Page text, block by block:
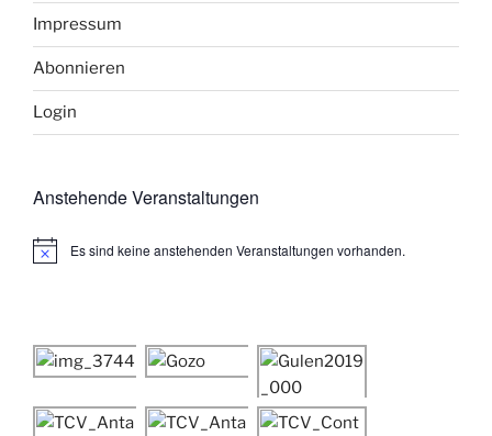
Impressum
Abonnieren
Login
Anstehende Veranstaltungen
H
i
s
Es sind keine anstehenden Veranstaltungen vorhanden.